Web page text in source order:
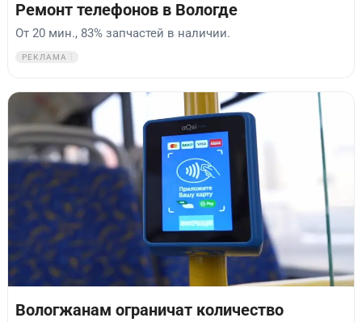
Ремонт телефонов в Вологде
От 20 мин., 83% запчастей в наличии.
РЕКЛАМА
Вологжанам ограничат количество